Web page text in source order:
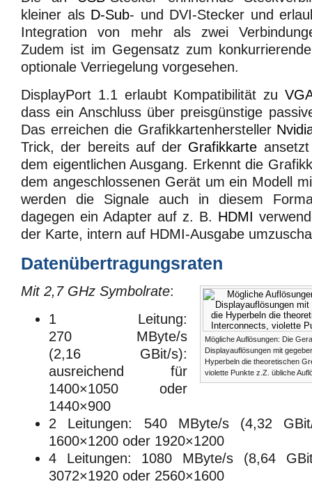
kleiner als D-Sub- und DVI-Stecker und
Integration von mehr als zwei
Zudem ist im Gegensatz zum
optionale Verriegelung vorgesehen.
DisplayPort 1.1 erlaubt Kompatibilität zu
dass ein Anschluss über preisgünstige
Das erreichen die Grafikkartenhersteller
Trick, der bereits auf der Grafikkarte
dem eigentlichen Ausgang. Erkennt die
dem angeschlossenen Gerät um ein Modell
werden die Signale auch in diesem
dagegen ein Adapter auf z. B. HDMI
der Karte, intern auf HDMI-Ausgabe
Datenübertragungsraten
Mögliche Auflösungen: Die
Displayauflösungen mit
Hyperbeln die theoretischen
violette Punkte z.Z. übliche
Mit 2,7 GHz Symbolrate:
1 Leitung:
270 MByte/s
(2,16 GBit/s):
ausreichend für
1400×1050 oder
1440×900
2 Leitungen: 540 MByte/s (4,32
1600×1200 oder 1920×1200
4 Leitungen: 1080 MByte/s (8,64
3072×1920 oder 2560×1600